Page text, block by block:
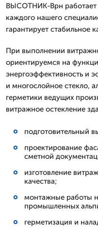
ВЫСОТНИК-Врн работает
каждого нашего
гарантирует стабильное
При выполнении
ориентируемся на
энергоэффективность и
и многослойное стекло,
герметики ведущих
витражное остекление
подготовительный
проектирование
сметной
изготовление
качества;
монтажные работы
промышленных
герметизация и